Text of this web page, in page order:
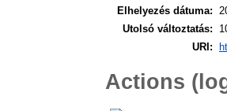
Elhelyezés dátuma:
Utolsó változtatás:
URI:
Actions